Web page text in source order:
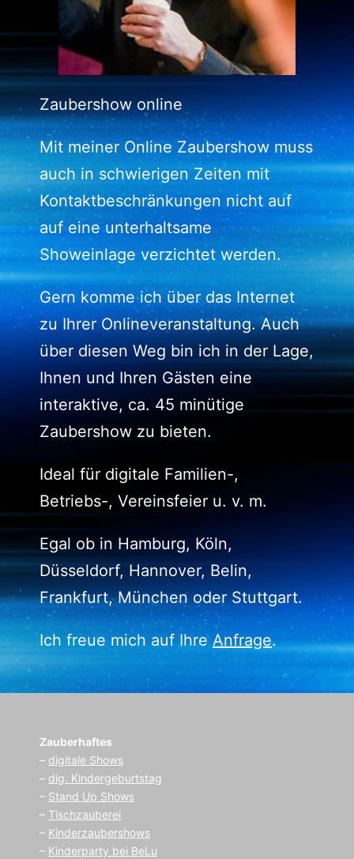
Zaubershow online
Mit meiner Online Zaubershow muss
auch in schwierigen Zeiten mit
Kontaktbeschränkungen nicht auf
auf eine unterhaltsame
Showeinlage verzichtet werden.
Gern komme ich über das Internet
zu Ihrer Onlineveranstaltung. Auch
über diesen Weg bin ich in der Lage,
Ihnen und Ihren Gästen eine
interaktive, ca. 45 minütige
Zaubershow zu bieten.
Ideal für digitale Familien-,
Betriebs-, Vereinsfeier u. v. m.
Egal ob in Hamburg, Köln,
Düsseldorf, Hannover, Belin,
Frankfurt, München oder Stuttgart.
Ich freue mich auf Ihre Anfrage.
Zauberhaftes
– digitale Shows
– dig. Kindergeburtstag
– Stand Up Shows
– Tischzauberei
– Kinderzaubershows
– Kinderparty bei BeLu